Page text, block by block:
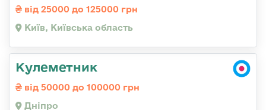
від 25000 до 125000 грн
Київ, Київська область
Кулеметник
від 50000 до 100000 грн
Дніпро